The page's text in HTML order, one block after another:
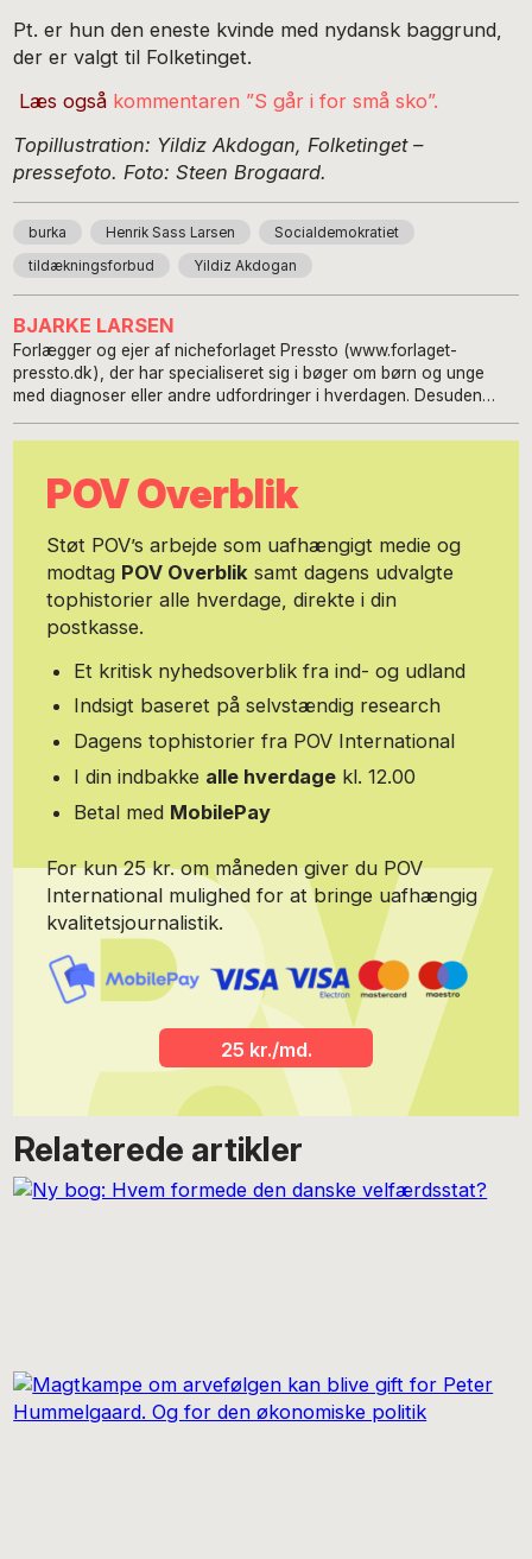
Pt. er hun den eneste kvinde med nydansk baggrund,
der er valgt til Folketinget.
Læs også kommentaren ”S går i for små sko”.
Topillustration: Yildiz Akdogan, Folketinget –
pressefoto. Foto: Steen Brogaard.
burka Henrik Sass Larsen Socialdemokratiet
tildækningsforbud Yildiz Akdogan
BJARKE LARSEN
Forlægger og ejer af nicheforlaget Pressto (www.forlaget-
pressto.dk), der har specialiseret sig i bøger om børn og unge
med diagnoser eller andre udfordringer i hverdagen. Desuden
dage.dk), som nu drives af Aarhus Folkeuniversitet. Uddannet
Larsen var fra 2011 til 2016 chefredaktør på branchebladet
BogMarkedet. Tidligere har han lavet PR og markedsføring for
skrev han om udenrigspolitik med særligt fokus på Afrika og det
globale syd samt EU. Politisk har han en fortid hos De Radikale,
bl.a. som medlem af byråd- og amtsråd i en periode og som
redaktør af partiets medlemsblad. Han har været medlem af
Socialdemokratiet, men i dag er han partiløs. I en menneskealder
boede han i Sønderborg, hvor han bl.a. i 10 år redigerede det
haveforening i Sydhavnen.
POV Overblik
Støt POV’s arbejde som uafhængigt medie og
modtag POV Overblik samt dagens udvalgte
tophistorier alle hverdage, direkte i din
postkasse.
Et kritisk nyhedsoverblik fra ind- og udland
Indsigt baseret på selvstændig research
Dagens tophistorier fra POV International
I din indbakke alle hverdage kl. 12.00
Betal med MobilePay
For kun 25 kr. om måneden giver du POV
International mulighed for at bringe uafhængig
kvalitetsjournalistik.
25 kr./md.
Relaterede artikler